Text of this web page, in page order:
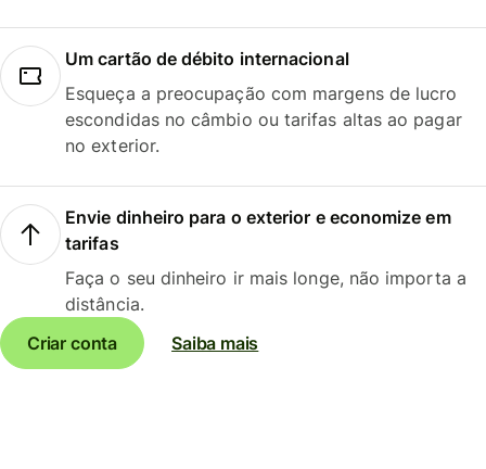
Um cartão de débito internacional
Esqueça a preocupação com margens de lucro
escondidas no câmbio ou tarifas altas ao pagar
no exterior.
Envie dinheiro para o exterior e economize em
tarifas
Faça o seu dinheiro ir mais longe, não importa a
distância.
Criar conta
Saiba mais